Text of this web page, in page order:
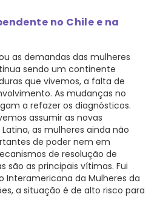
no Chile e na
as demandas das mulheres
sendo um continente
que vivemos, a falta de
As mudanças no
a refazer os diagnósticos.
assumir as novas
as mulheres ainda não
de poder nem em
de resolução de
são as principais vítimas. Fui
Interamericana da Mulheres da
a situação é de alto risco para